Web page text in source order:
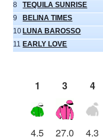
8
TEQUILA SUNRISE
9
BELINA TIMES
10 LUNA BAROSSO
11 EARLY LOVE
1 3 4
4.5 27.0 4.3